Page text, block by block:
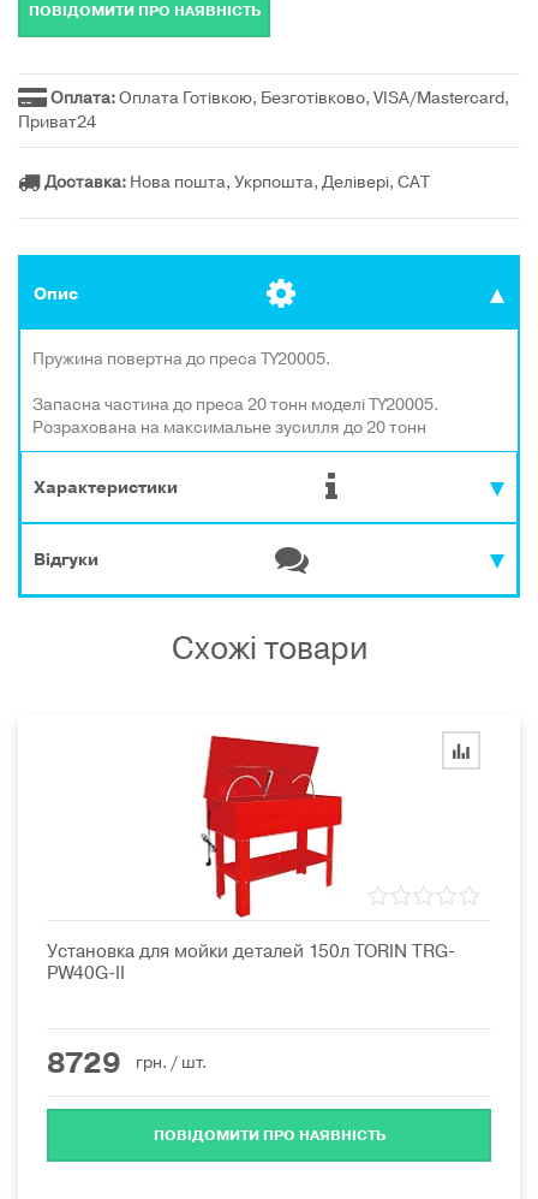
ПОВІДОМИТИ ПРО НАЯВНІСТЬ
Оплата:Оплата Готівкою, Безготівково, VISA/Mastercard,
Приват24
Доставка: Нова пошта, Укрпошта, Делівері, САТ
Опис
Пружина повертна до преса TY20005.
Запасна частина до преса 20 тонн моделі TY20005.
Розрахована на максимальне зусилля до 20 тонн
Характеристики
Відгуки
Схожі товари
Установка для мойки деталей 150л TORIN TRG-
PW40G-II
8729 грн. / шт.
ПОВІДОМИТИ ПРО НАЯВНІСТЬ